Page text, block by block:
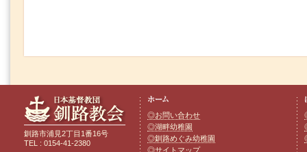
釧路市浦見2丁目1番16号
TEL : 0154-41-2380
◎お問い合わせ
◎湖畔幼稚園
◎釧路めぐみ幼稚園
◎サイトマップ